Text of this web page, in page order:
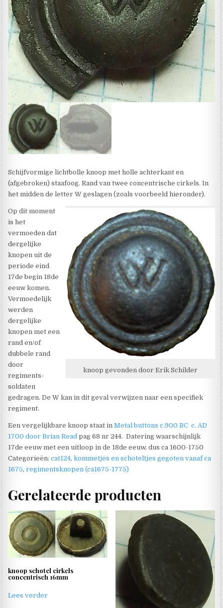
Schijfvormige lichtbolle knoop met holle achterkant en
(afgebroken) staafoog. Rand van twee concentrische cirkels. In
het midden de letter W geslagen (zoals voorbeeld hieronder).
knoop gevonden door Erik Schilder
Op dit moment
is het
vermoeden dat
dergelijke
knopen uit de
periode eind
17de begin 18de
eeuw komen.
Vermoedelijk
werden
dergelijke
knopen met een
rand en/of
dubbele rand
door
regiments-
soldaten
gedragen. De W kan in dit geval verwijzen naar een specifiek
regiment.
Een vergelijkbare knoop staat inMetal buttons c.900 BC c. AD
1700 door Brian Read pag 68 nr 244. Datering waarschijnlijk
17de eeuw met een uitloop in de 18de eeuw, dus ca 1600-1750
Categorieën:cat124,kommetjes en schoteltjes gegoten vanaf ca
1675,regimentsknopen (ca1675-1775)
Gerelateerde producten
knoop schotel cirkels
concentrisch 16mm
Lees verder